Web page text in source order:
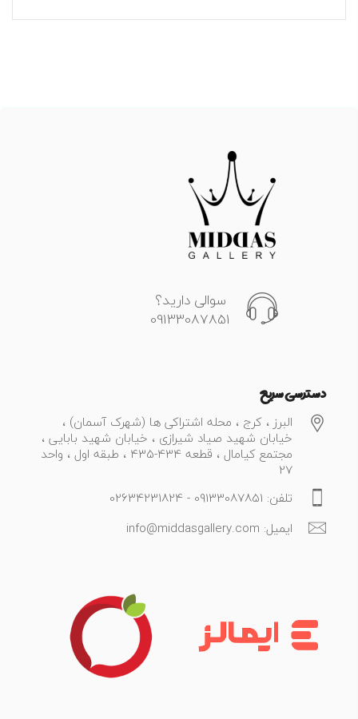
سوالی دارید؟
09133087851
دسترسی سریع
البرز ، کرج ، محله اشتراکی ها (شهرک آسمان) ،
خیابان شهید صیاد شیرازی ، خیابان شهید بابایی ،
مجتمع کیامال ، قطعه 434-435 ، طبقه اول ، واحد
27
تلفن: 09133087851 - 02634231824
ایمیل: info@middasgallery.com